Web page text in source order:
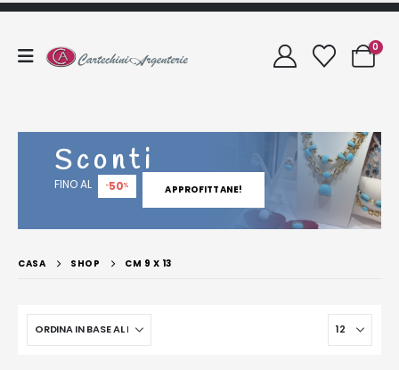
0
Sconti
FINO AL -50% APPROFITTANE!
CASA SHOP CM 9 X 13